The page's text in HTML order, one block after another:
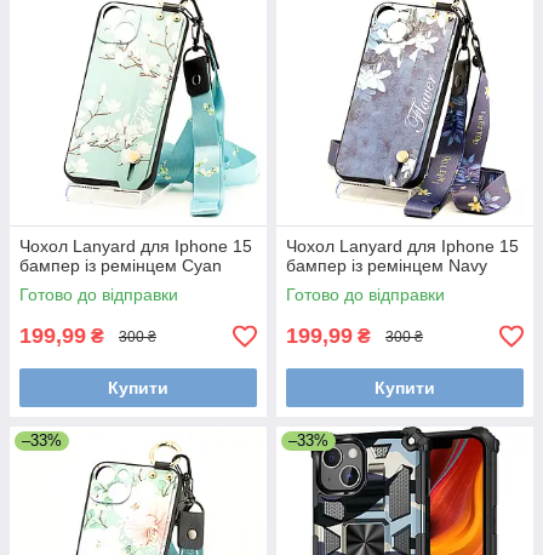
Чохол Lanyard для Iphone 15
бампер із ремінцем Cyan
Готово до відправки
199,99 ₴ 300 ₴
Купити
Чохол Lanyard для Iphone 15
бампер із ремінцем Navy
Готово до відправки
199,99 ₴ 300 ₴
Купити
–33% –33%